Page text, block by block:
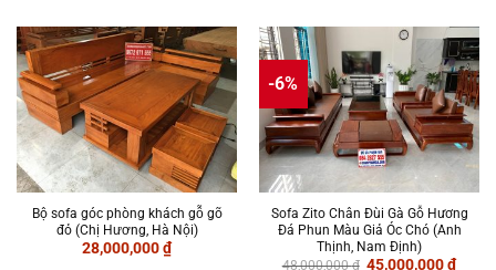
Bộ sofa góc phòng khách gỗ gõ
đỏ (Chị Hương, Hà Nội)
28,000,000₫
-6%
Sofa Zito Chân Đùi Gà Gỗ Hương
Đá Phun Màu Giả Óc Chó (Anh
Thịnh, Nam Định)
48,000,000₫ Giá
45,000,000₫Giá